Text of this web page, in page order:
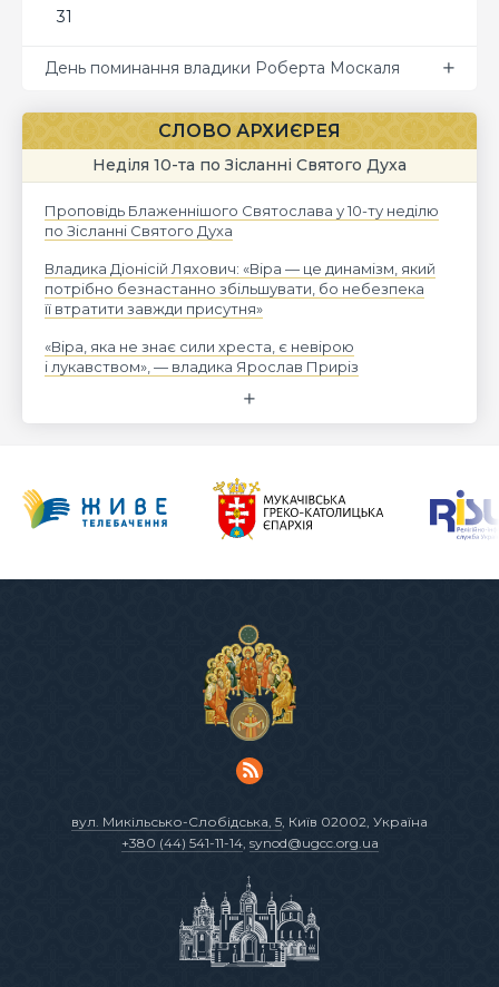
31
День поминання владики Роберта Москаля
СЛОВО АРХИЄРЕЯ
Неділя 10-та по Зісланні Святого Духа
Проповідь Блаженнішого Святослава у 10-ту неділю
по Зісланні Святого Духа
Владика Діонісій Ляхович: «Віра — це динамізм, який
потрібно безнастанно збільшувати, бо небезпека
її втратити завжди присутня»
«Віра, яка не знає сили хреста, є невірою
і лукавством», — владика Ярослав Приріз
вул. Микільсько-Слобідська, 5, Київ 02002, Україна
+380 (44) 541-11-14, synod@ugcc.org.ua